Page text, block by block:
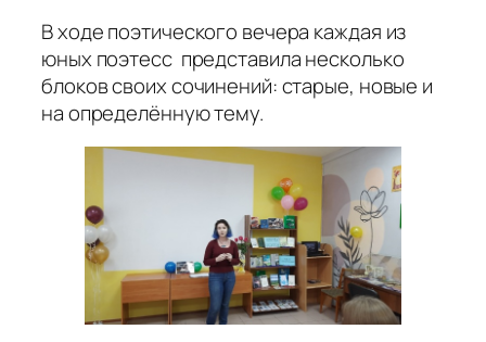
В ходе поэтического вечера каждая из
юных поэтесс представила несколько
блоков своих сочинений: старые, новые и
на определённую тему.